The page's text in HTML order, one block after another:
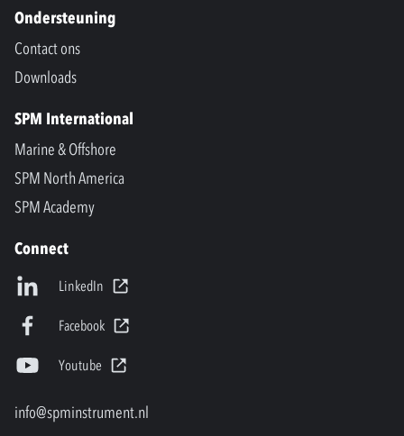
Ondersteuning
Contact ons
Downloads
SPM International
Marine & Offshore
SPM North America
SPM Academy
Connect
LinkedIn
Facebook
Youtube
info@spminstrument.nl